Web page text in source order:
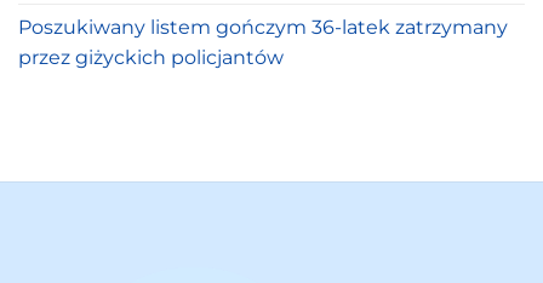
Poszukiwany listem gończym 36-latek zatrzymany
przez giżyckich policjantów